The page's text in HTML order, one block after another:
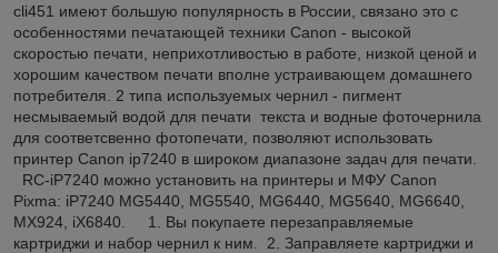
cli451 имеют большую популярность в России, связано это с
особенностями печатающей техники Canon - высокой
скоростью печати, неприхотливостью в работе, низкой ценой и
хорошим качеством печати вполне устраивающем домашнего
потребителя. 2 типа используемых чернил - пигмент
несмываемый водой для печати текста и водные фоточернила
для соответсвенно фотопечати, позволяют использовать
принтер Canon ip7240 в широком диапазоне задач для печати.
RC-iP7240 можно установить на принтеры и МФУ Canon
Pixma: iP7240 MG5440, MG5540, MG6440, MG5640, MG6640,
MX924, iX6840. 1. Вы покупаете перезаправляемые
картриджи и набор чернил к ним. 2. Заправляете картриджи и